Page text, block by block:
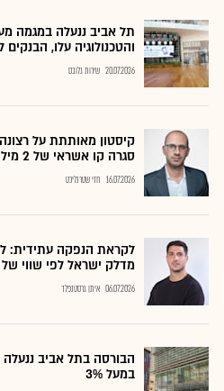
תל אביב ננעלה במגמה
והטכנולוגיה עלו,
20.07.2026 שירות גלובס
קיסטון מאותתת על רצונה
סגרה קו אשראי של 2 מיליארד שקל
16.07.2026 חזי שטרנליכט
מדלק ישראל לפי שווי של 850 מיליון שקל
06.07.2026 איתן גרסטנפלד
הבורסה בתל אביב
במעל 3%